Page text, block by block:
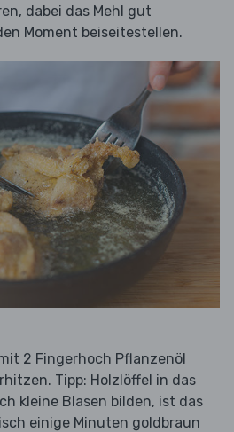
dabei das Mehl gut
Moment beiseitestellen.
2 Fingerhoch Pflanzenöl
Tipp: Holzlöffel in das
kleine Blasen bilden, ist das
einige Minuten goldbraun